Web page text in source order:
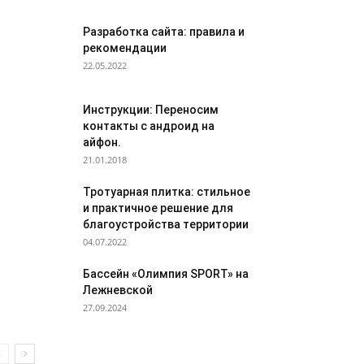
Разработка сайта: правила и
рекомендации
22.05.2022
Инструкции: Переносим
контакты с андроид на
айфон.
21.01.2018
Тротуарная плитка: стильное
и практичное решение для
благоустройства территории
04.07.2022
Бассейн «Олимпия SPORT» на
Лежневской
27.09.2024